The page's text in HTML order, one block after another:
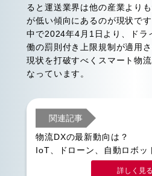
ると運送業界は他の産業より
が低い傾向にあるのが現状で
中で2024年4月1日より、ドラ
働の罰則付き上限規制が適用
現状を打破すべくスマート物
なっています。
関連記事
物流DXの最新動向は？
IoT、ドローン、自動ロボッ
詳しく見る